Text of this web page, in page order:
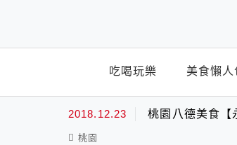
吃喝玩樂 美食懶人
2018.12.23 桃園八德美食【
桃園